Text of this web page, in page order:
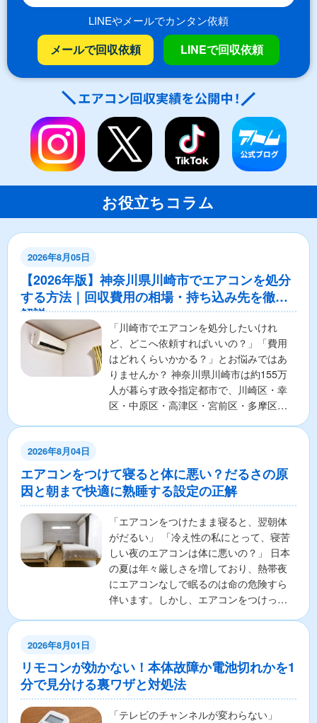
LINEやメールでカンタン依頼
メールで回収依頼 LINEで回収依頼
お役立ちコラム
2026年8月05日
【2026年版】神奈川県川崎市でエアコンを処分
する方法｜回収費用の相場・持ち込み先を徹底
解説
「川崎市でエアコンを処分したいけれ
ど、どこへ依頼すればいいの？」「費用
はどれくらいかかる？」とお悩みではあ
りませんか？ 神奈川県川崎市は約155万
人が暮らす政令指定都市で、川崎区・幸
区・中原区・高津区・宮前区・多摩区・
2026年8月04日
エアコンをつけて寝ると体に悪い？だるさの原
因と朝まで快適に熟睡する設定の正解
「エアコンをつけたまま寝ると、翌朝体
がだるい」 「冷え性の私にとって、寝苦
しい夜のエアコンは体に悪いの？」 日本
の夏は年々厳しさを増しており、熱帯夜
にエアコンなしで眠るのは命の危険すら
伴います。しかし、エアコンをつけっぱ
2026年8月01日
リモコンが効かない！本体故障か電池切れかを1
分で見分ける裏ワザと対処法
「テレビのチャンネルが変わらない」